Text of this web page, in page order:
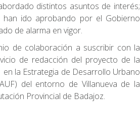
distintos asuntos de interés;
ido aprobando por el Gobierno
de alarma en vigor.
de colaboración a suscribir con la
de redacción del proyecto de la
la Estrategia de Desarrollo Urbano
del entorno de Villanueva de la
Provincial de Badajoz.